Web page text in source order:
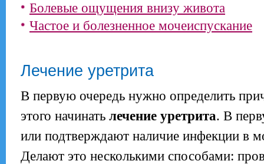
Болевые ощущения внизу живота
Частое и болезненное мочеиспускание
Лечение уретрита
В первую очередь нужно определить
этого начинать лечение уретрита. В
или подтверждают наличие инфекции в
Делают это несколькими способами: